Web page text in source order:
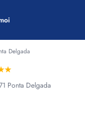
Delgada
Ponta Delgada